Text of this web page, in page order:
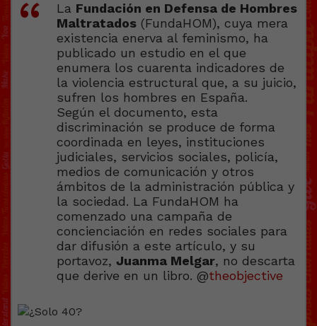
La Fundación en Defensa de Hombres
Maltratados (FundaHOM), cuya mera
existencia enerva al feminismo, ha
publicado un estudio en el que
enumera los cuarenta indicadores de
la violencia estructural que, a su juicio,
sufren los hombres en España.
Según el documento, esta
discriminación se produce de forma
coordinada en leyes, instituciones
judiciales, servicios sociales, policía,
medios de comunicación y otros
ámbitos de la administración pública y
la sociedad. La FundaHOM ha
comenzado una campaña de
concienciación en redes sociales para
dar difusión a este artículo, y su
portavoz, Juanma Melgar, no descarta
que derive en un libro. @theobjective